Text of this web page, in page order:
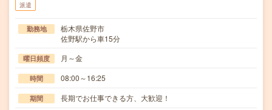
派遣
勤務地
栃木県佐野市
佐野駅から車15分
曜日頻度 月～金
時間 08:00～16:25
期間 長期でお仕事できる方、大歓迎！